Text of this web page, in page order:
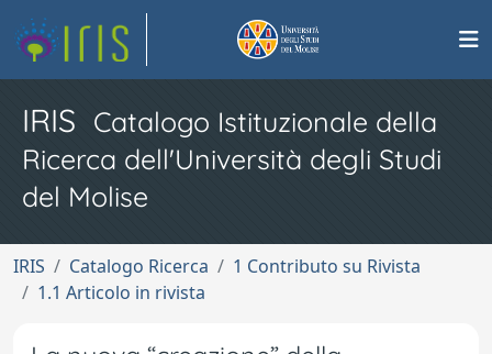
IRIS Catalogo Istituzionale della
Ricerca dell'Università degli Studi
del Molise
IRIS Catalogo Ricerca
1 Contributo su Rivista
1.1 Articolo in rivista